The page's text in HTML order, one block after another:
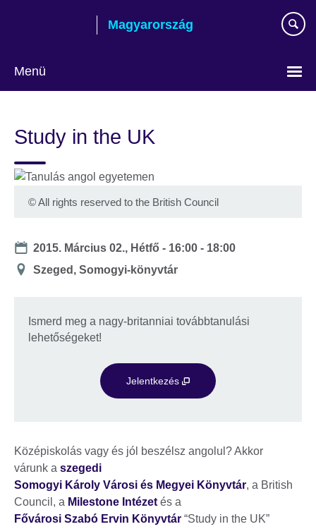
Magyarország
Menü
Study in the UK
©All rights reserved to the British Council
Date
2015. Március 02., Hétfő - 16:00 - 18:00
Helyszín
Szeged, Somogyi-könyvtár
Ismerd meg a nagy-britanniai továbbtanulási
lehetőségeket!
Jelentkezés
Középiskolás vagy és jól beszélsz angolul? Akkor
várunk a szegedi
Somogyi Károly Városi és Megyei Könyvtár, a British
Council, a Milestone Intézet és a
Fővárosi Szabó Ervin Könyvtár “Study in the UK”